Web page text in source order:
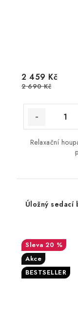
2 459 Kč
2 690 Kč
Relaxační
Úložný sedací
20 %
Akce
BESTSELLER